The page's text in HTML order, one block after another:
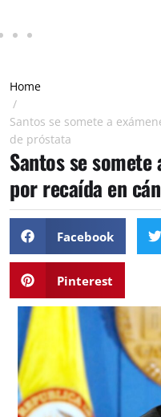
Home
/
Santos se somete a
de próstata
Santos se somete
por recaída en
Facebook
Pinterest